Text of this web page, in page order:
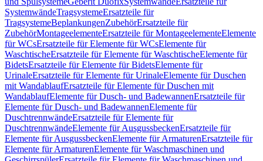
SystemwändeTragsystemeErsatzteile für
TragsystemeBeplankungenZubehörErsatzteile für
ZubehörMontageelementeErsatzteile für MontageelementeElemente
für WCsErsatzteile für Elemente für WCsElemente für
WaschtischeErsatzteile für Elemente für WaschtischeElemente für
BidetsErsatzteile für Elemente für BidetsElemente für
UrinaleErsatzteile für Elemente für UrinaleElemente für Duschen
mit WandablaufErsatzteile für Elemente für Duschen mit
WandablaufElemente für Dusch- und BadewannenErsatzteile für
Elemente für Dusch- und BadewannenElemente für
DuschtrennwändeErsatzteile für Elemente für
DuschtrennwändeElemente für AusgussbeckenErsatzteile für
Elemente für AusgussbeckenElemente für ArmaturenErsatzteile für
Elemente für ArmaturenElemente für Waschmaschinen und